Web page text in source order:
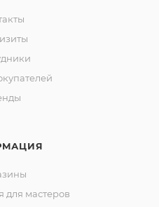
для мастеров